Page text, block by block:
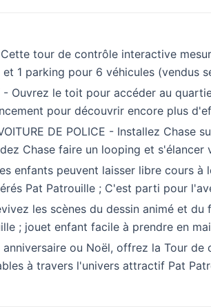
Cette tour de contrôle interactive
1 parking pour 6 véhicules (vendus
- Ouvrez le toit pour accéder au
pour découvrir encore plus
DE POLICE - Installez
Chase faire un looping et s'élancer
enfants peuvent laisser libre
Pat Patrouille ; C'est parti pour
les scènes du dessin animé et
; jouet enfant facile à prendre en
anniversaire ou Noël, offrez la Tour
à travers l'univers attractif Pat